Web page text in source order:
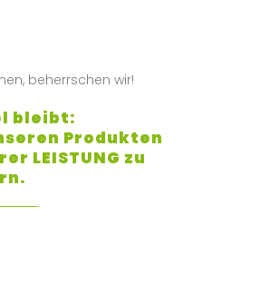
beherrschen wir!
bleibt:
Produkten
LEISTUNG zu